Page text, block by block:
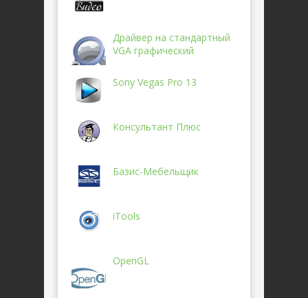
Драйвер на стандартный
VGA графический
Sony Vegas Pro 13
Консультант Плюс
Базис-Мебельщик
iTools
OpenGL